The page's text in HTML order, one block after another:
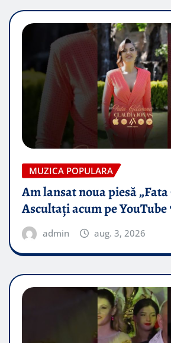
MUZICA POPULARA
Am lansat noua piesă
Ascultați acum pe YouTube
admin aug. 3, 2026